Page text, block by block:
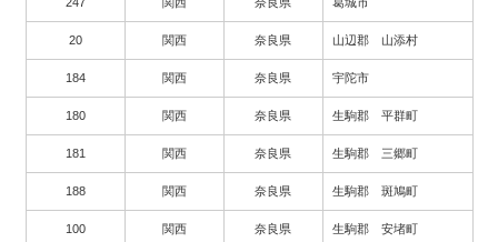
20 関西 奈良県 山辺郡 山添村
184 関西 奈良県 宇陀市
180 関西 奈良県 生駒郡 平群町
181 関西 奈良県 生駒郡 三郷町
188 関西 奈良県 生駒郡 斑鳩町
100 関西 奈良県 生駒郡 安堵町